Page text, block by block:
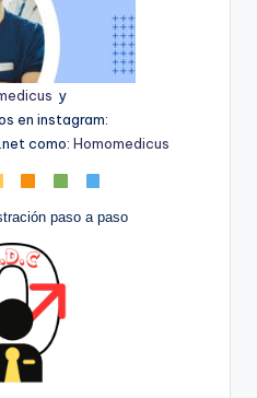
y
en instagram:
como: Homomedicus
paso a paso